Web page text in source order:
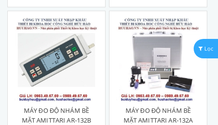
MÁY ĐO ĐỘ NHÁM BỀ
MẶT AMITTARI AR-132B
MÁY ĐO ĐỘ NHÁM BỀ
MẶT AMITTARI AR-132A
Lọc